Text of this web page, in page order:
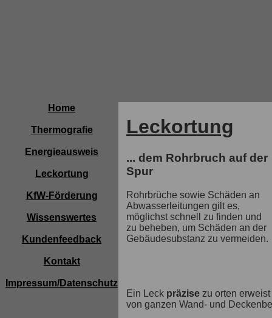
Home
Thermografie
Energieausweis
Leckortung
KfW-Förderung
Wissenswertes
Kundenfeedback
Kontakt
Impressum/Datenschutz
Leckortung
... dem Rohrbruch auf der
Spur
Rohrbrüche sowie Schäden an
Abwasserleitungen gilt es,
möglichst schnell zu finden und
zu beheben, um Schäden an der
Gebäudesubstanz zu vermeiden.
Ein Leck präzise zu orten
von ganzen Wand- und